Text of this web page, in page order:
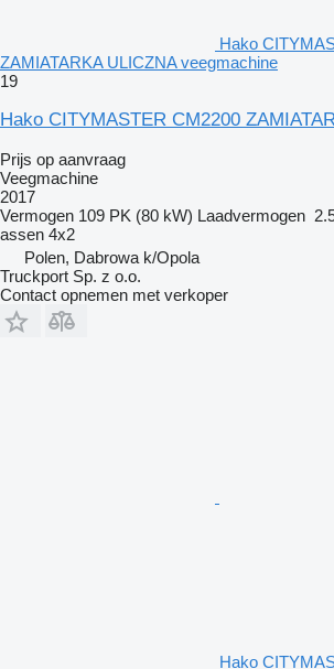
Hako
ZAMIATARKA ULICZNA veegmachine
19
Hako CITYMASTER CM2200
Prijs op aanvraag
Veegmachine
2017
Vermogen 109 PK (80 kW) Laadvermogen
assen 4x2
Polen, Dabrowa k/Opola
Truckport Sp. z o.o.
Contact opnemen met verkoper
Hako